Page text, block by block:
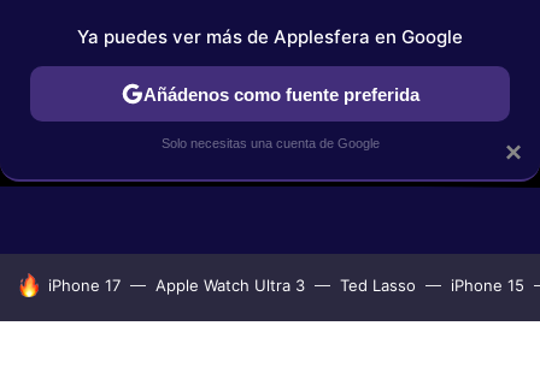
GUÍAS DE COMPRA COMPARATIVAS APPLE VS OTROS
HOY SE HABLA DE
iPhone 17 Apple Watch Ultra 3 Ted Lasso iPhone 15
×
Ya puedes ver más de Applesfera en Google
Añádenos como fuente preferida
Solo necesitas una cuenta de Google